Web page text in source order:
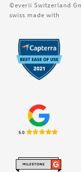
©everii Switzerland
swiss made with